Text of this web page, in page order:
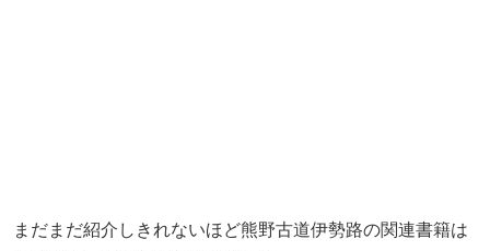
まだまだ紹介しきれないほど熊野古道伊勢路の関連書籍は